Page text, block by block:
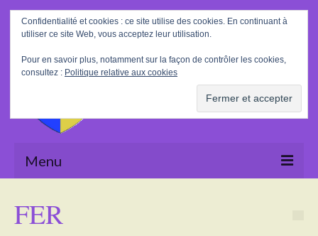
Rechercher
:
Menu
La Mairie
FER
Confidentialité et cookies : ce site utilise des cookies. En continuant à
utiliser ce site Web, vous acceptez leur utilisation.
Pour en savoir plus, notamment sur la façon de contrôler les cookies,
consultez : Politique relative aux cookies